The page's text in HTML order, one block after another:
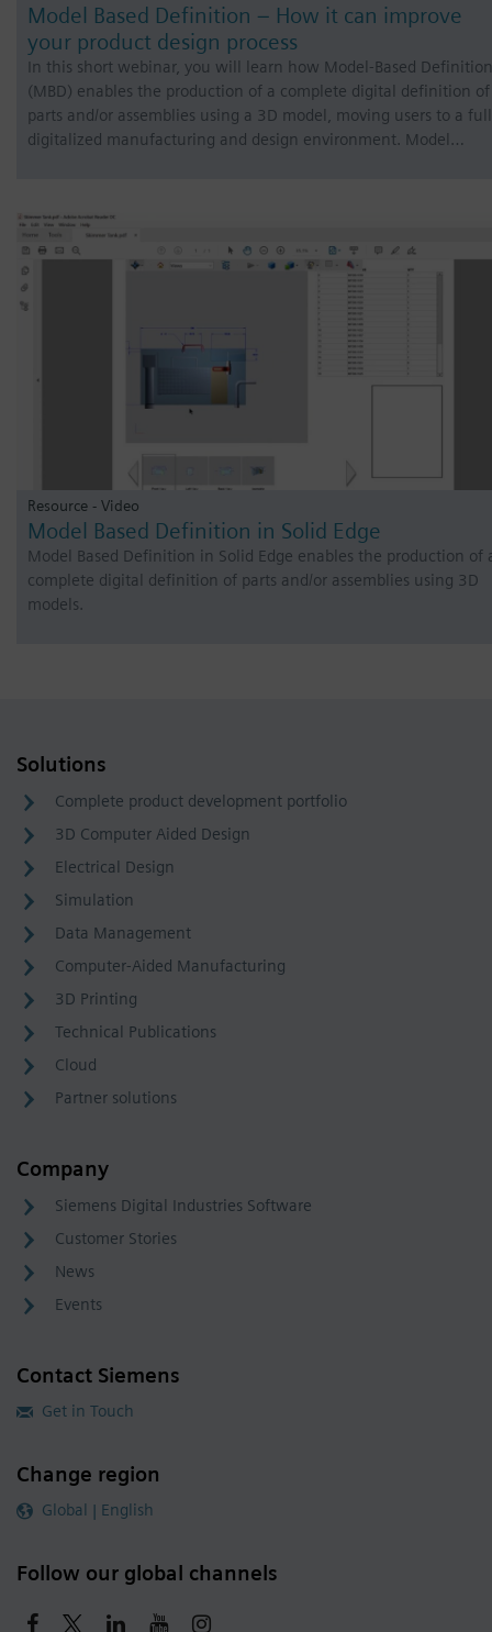
Model Based Definition – How it can improve
your product design process
In this short webinar, you will learn how Model-Based Definition
(MBD) enables the production of a complete digital definition of
parts and/or assemblies using a 3D model, moving users to a
digitalized manufacturing and design environment. Model…
Resource - Video
Model Based Definition in Solid Edge
Model Based Definition in Solid Edge enables the production of
complete digital definition of parts and/or assemblies using 3D
models.
Solutions
Complete product development portfolio
3D Computer Aided Design
Electrical Design
Simulation
Data Management
Computer-Aided Manufacturing
3D Printing
Technical Publications
Cloud
Partner solutions
Company
Siemens Digital Industries Software
Customer Stories
News
Events
Contact Siemens
Get in Touch
Change region
Global | English
Follow our global channels